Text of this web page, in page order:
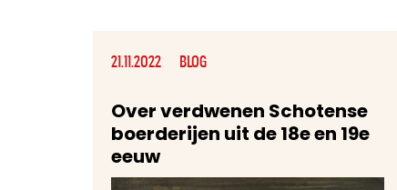
21.11.2022 BLOG
Over verdwenen Schotense
boerderijen uit de 18e en 19e
eeuw